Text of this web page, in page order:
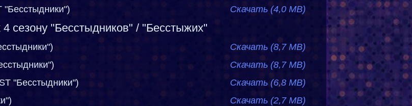
"Бесстыдники")
Скачать (4,0 MB)
4 сезону "Бесстыдников" / "Бесстыжих"
Скачать (8,7 MB)
Скачать (8,7 MB)
"Бесстыдники")
Скачать (6,8 MB)
Скачать (2,7 MB)